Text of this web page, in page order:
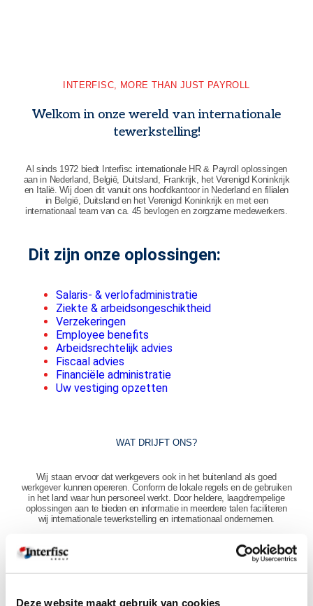
Deze website maakt gebruik van cookies
INTERFISC, MORE THAN JUST PAYROLL
Welkom in onze wereld van internationale
tewerkstelling!
Al sinds 1972 biedt Interfisc internationale HR & Payroll oplossingen
aan in Nederland, België, Duitsland, Frankrijk, het Verenigd Koninkrijk
en Italië. Wij doen dit vanuit ons hoofdkantoor in Nederland en filialen
in België, Duitsland en het Verenigd Koninkrijk en met een
internationaal team van ca. 45 bevlogen en zorgzame medewerkers.
Dit zijn onze oplossingen:
Salaris- & verlofadministratie
Ziekte & arbeidsongeschiktheid
Verzekeringen
Employee benefits
Arbeidsrechtelijk advies
Fiscaal advies
Financiële administratie
Uw vestiging opzetten
WAT DRIJFT ONS?
Wij staan ervoor dat werkgevers ook in het buitenland als goed
werkgever kunnen opereren. Conform de lokale regels en de gebruiken
in het land waar hun personeel werkt. Door heldere, laagdrempelige
oplossingen aan te bieden en informatie in meerdere talen faciliteren
wij internationale tewerkstelling en internationaal ondernemen.
kansen aan zowel werkgevers als werknemers maar lokale verschillen
in wetgeving & cultuur worden vaak onderschat en zorgen in de
hebben wij veel ervaring opgedaan in het signaleren van knelpunten bij